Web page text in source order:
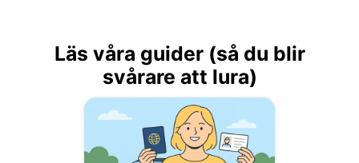
Läs våra guider (så du blir
svårare att lura)